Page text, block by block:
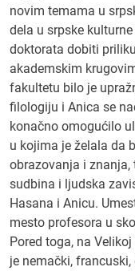
novim temama u
dela u srpske
doktorata dobiti
akademskim
fakultetu bilo je
filologiju i Anica se
konačno omogućilo
u kojima je želala da
obrazovanja i znanja,
sudbina i ljudska
Hasana i Anicu.
mesto profesora u
Pored toga, na
je nemački,